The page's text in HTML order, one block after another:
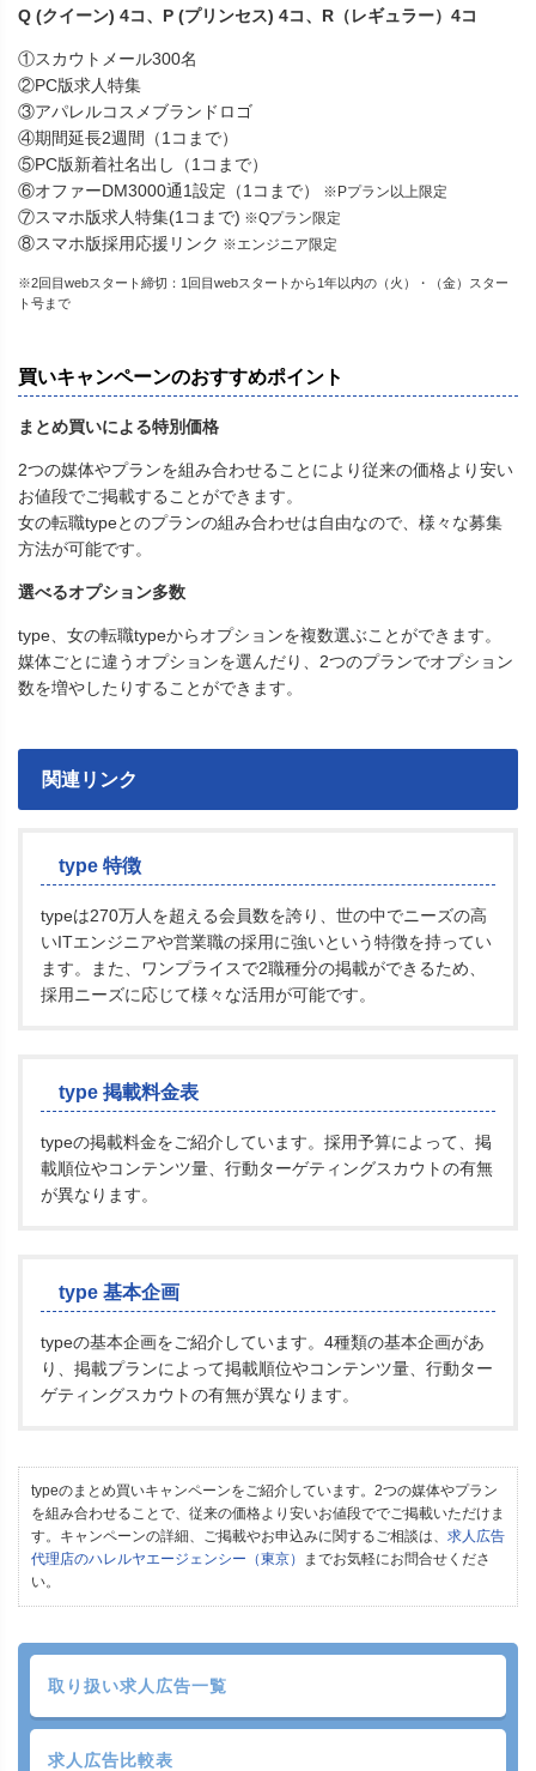
Q (クイーン) 4コ、P (プリンセス) 4コ、R（レギュラー）4コ
①スカウトメール300名
②PC版求人特集
③アパレルコスメブランドロゴ
④期間延長2週間（1コまで）
⑤PC版新着社名出し（1コまで）
⑥オファーDM3000通1設定（1コまで）
※Pプラン以上限定
⑦スマホ版求人特集(1コまで) ※Qプラン限定
⑧スマホ版採用応援リンク ※エンジニア限定
※2回目webスタート締切：1回目webスタートから1年以内の（火）・（金）スター
ト号まで
買いキャンペーンのおすすめポイント
まとめ買いによる特別価格
2つの媒体やプランを組み合わせることにより従来の価格より安い
お値段でご掲載することができます。
女の転職typeとのプランの組み合わせは自由なので、様々な募集
方法が可能です。
選べるオプション多数
type、女の転職typeからオプションを複数選ぶことができます。
媒体ごとに違うオプションを選んだり、2つのプランでオプション
数を増やしたりすることができます。
関連リンク
type 特徴
typeは270万人を超える会員数を誇り、世の中でニーズの高
いITエンジニアや営業職の採用に強いという特徴を持ってい
ます。また、ワンプライスで2職種分の掲載ができるため、
採用ニーズに応じて様々な活用が可能です。
type 掲載料金表
typeの掲載料金をご紹介しています。採用予算によって、掲
載順位やコンテンツ量、行動ターゲティングスカウトの有無
が異なります。
type 基本企画
typeの基本企画をご紹介しています。4種類の基本企画があ
り、掲載プランによって掲載順位やコンテンツ量、行動ター
ゲティングスカウトの有無が異なります。
typeのまとめ買いキャンペーンをご紹介しています。2つの媒体やプラン
を組み合わせることで、従来の価格より安いお値段ででご掲載いただけま
す。キャンペーンの詳細、ご掲載やお申込みに関するご相談は、 求人広告
代理店のハレルヤエージェンシー（東京）
までお気軽にお問合せくださ
い。
取り扱い求人広告一覧
求人広告比較表